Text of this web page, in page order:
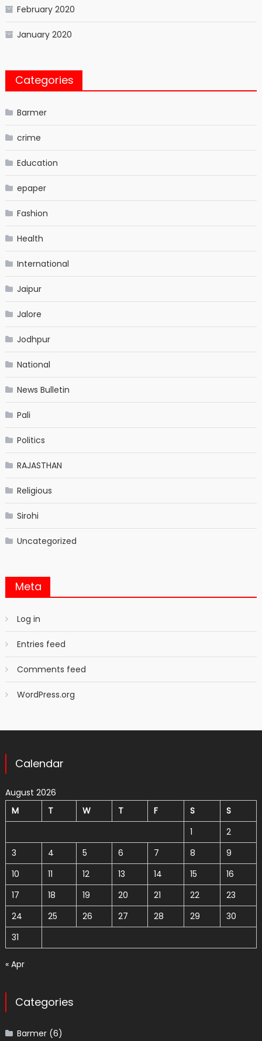
February 2020
January 2020
Categories
Barmer
crime
Education
epaper
Fashion
Health
International
Jaipur
Jalore
Jodhpur
National
News Bulletin
Pali
Politics
RAJASTHAN
Religious
Sirohi
Uncategorized
Meta
Log in
Entries feed
Comments feed
WordPress.org
Calendar
August 2026
M
T W T F S
S
1
2
3
4 5 6 7 8
9
10
11 12 13 14 15
16
17
18 19 20 21 22
23
24
25 26 27 28 29
30
31
« Apr
Categories
Barmer(6)